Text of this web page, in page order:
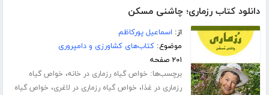
دانلود کتاب رزماری؛ چاشنی مسکن
از: اسماعیل پورکاظم
موضوع:کتاب‌های کشاورزی و دامپروری
۲۰۱ صفحه
برچسب‌ها: خواص گیاه رزماری در خانه، خواص گیاه
رزماری در غذا، خواص گیاه رزماری در لاغری، خواص گیاه